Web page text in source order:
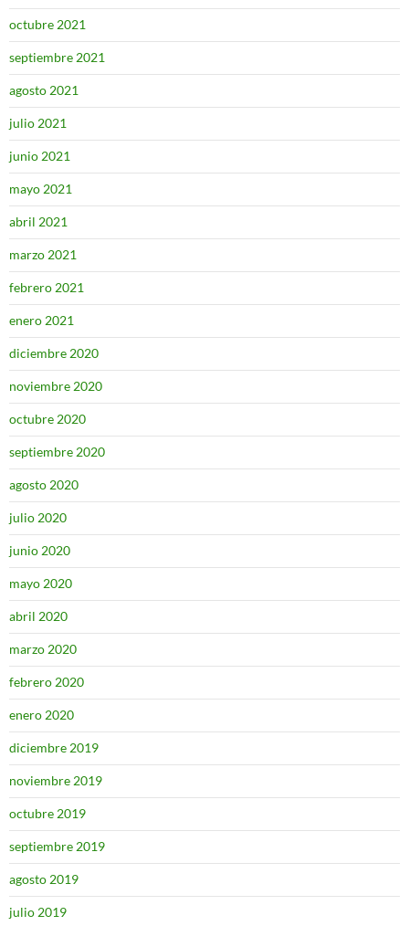
octubre 2021
septiembre 2021
agosto 2021
julio 2021
junio 2021
mayo 2021
abril 2021
marzo 2021
febrero 2021
enero 2021
diciembre 2020
noviembre 2020
octubre 2020
septiembre 2020
agosto 2020
julio 2020
junio 2020
mayo 2020
abril 2020
marzo 2020
febrero 2020
enero 2020
diciembre 2019
noviembre 2019
octubre 2019
septiembre 2019
agosto 2019
julio 2019